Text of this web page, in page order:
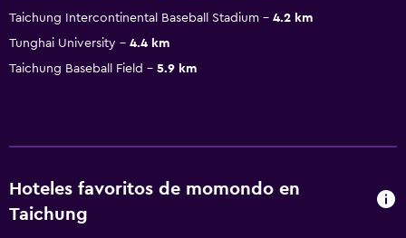
Taichung Intercontinental Baseball Stadium
4.2 km
Tunghai University
4.4 km
Taichung Baseball Field
5.9 km
Hoteles favoritos de momondo en
Taichung